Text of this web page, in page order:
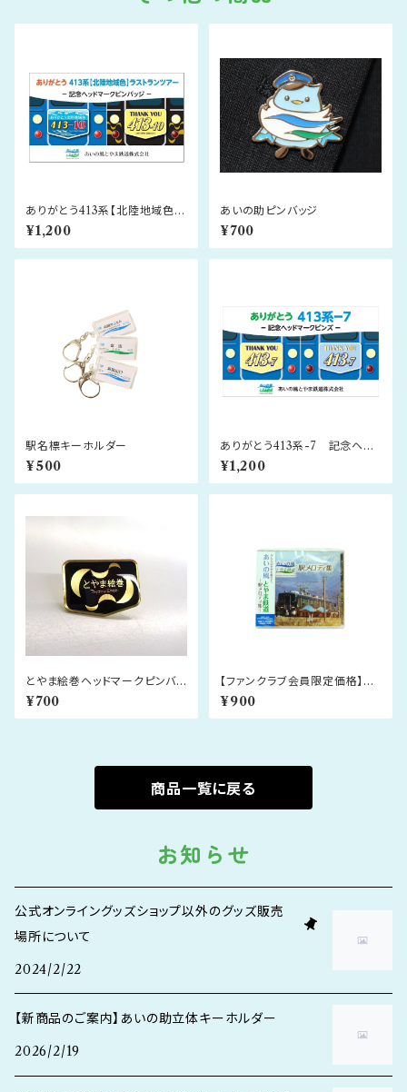
ありがとう413系【北陸地域色】
ラストランツアー 記念ヘッドマ
ークピンバッジ
¥1,200
あいの助ピンバッジ
¥700
駅名標キーホルダー
¥500
ありがとう413系-7 記念ヘッ
ドマークピンバッジ
¥1,200
とやま絵巻ヘッドマークピンバッ
ジ
¥700
【ファンクラブ会員限定価格】あ
いの風とやま鉄道 駅メロディ
集CD＜㈱スイッチ制作＞
¥900
商品一覧に戻る
お知らせ
公式オンライングッズショップ以外のグッズ販売
場所について
2024/2/22
【新商品のご案内】あいの助立体キーホルダー
2026/2/19